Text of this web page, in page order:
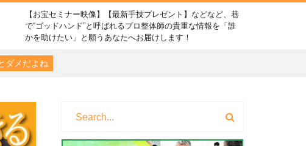
【お宝セミナー映像】【最新手技プレゼント】などなど、巷
で“ゴッドハンド”と呼ばれるプロ整体師の貴重な情報を「誰
かを助けたい」と願うあなたへお届けします！
ダメだよね